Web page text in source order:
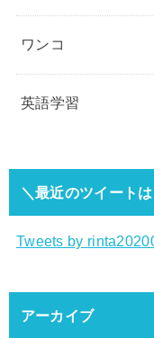
ワンコ
英語学習
＼最近のツイート
Tweets by
アーカイブ